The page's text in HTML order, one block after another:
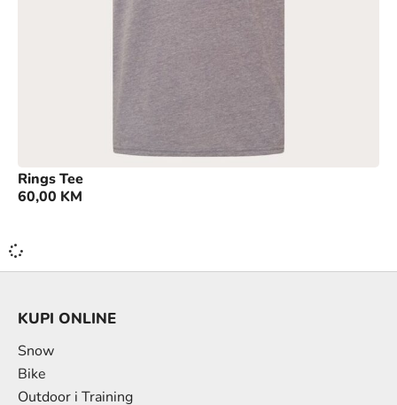
Rings Tee
60,00 KM
KUPI ONLINE
Snow
Bike
Outdoor i Training